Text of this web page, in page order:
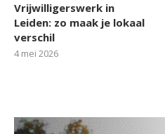
Vrijwilligerswerk in
Leiden: zo maak je lokaal
verschil
4 mei 2026